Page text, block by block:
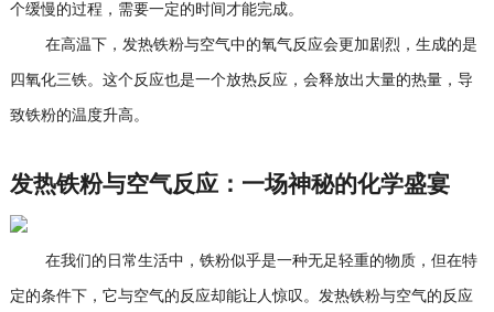
个缓慢的过程，需要一定的时间才能完成。
在高温下，发热铁粉与空气中的氧气反应会更加剧烈，生成的是
四氧化三铁。这个反应也是一个放热反应，会释放出大量的热量，导
致铁粉的温度升高。
发热铁粉与空气反应：一场神秘的化学盛宴
在我们的日常生活中，铁粉似乎是一种无足轻重的物质，但在特
定的条件下，它与空气的反应却能让人惊叹。发热铁粉与空气的反应